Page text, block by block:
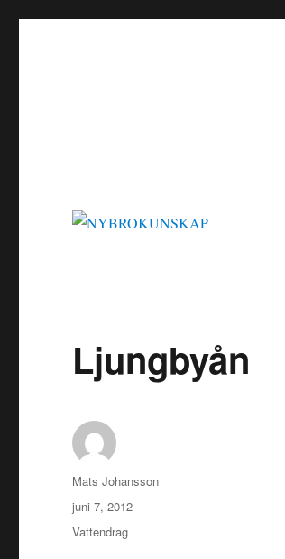
Ljungbyån
Författare
Mats Johansson
Publicerat
den
juni 7, 2012
Kategorier
Vattendrag